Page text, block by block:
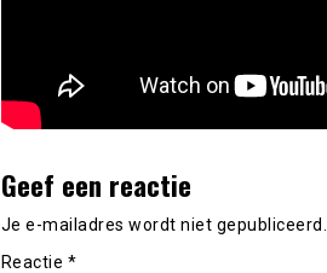
Geef een reactie
Je e-mailadres wordt niet gepubliceerd.
Reactie *